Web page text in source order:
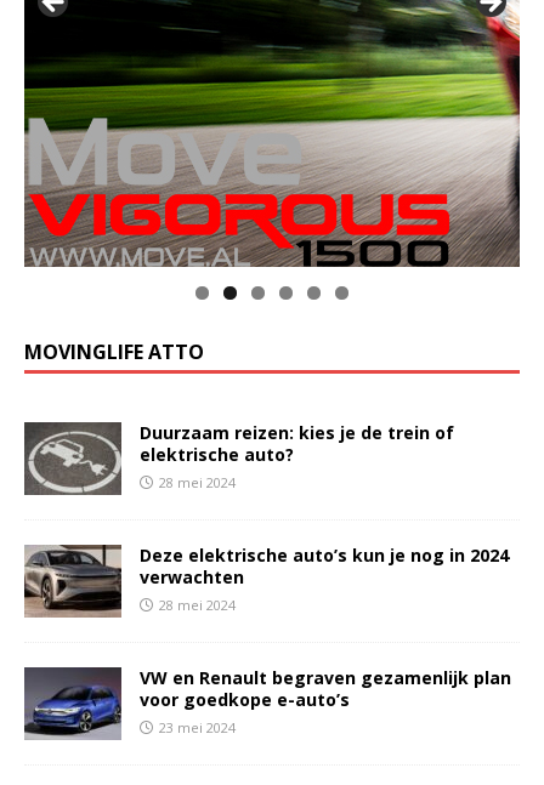
MOVINGLIFE ATTO
Duurzaam reizen: kies je de trein of
elektrische auto?
28 mei 2024
Deze elektrische auto’s kun je nog in 2024
verwachten
28 mei 2024
VW en Renault begraven gezamenlijk plan
voor goedkope e-auto’s
23 mei 2024